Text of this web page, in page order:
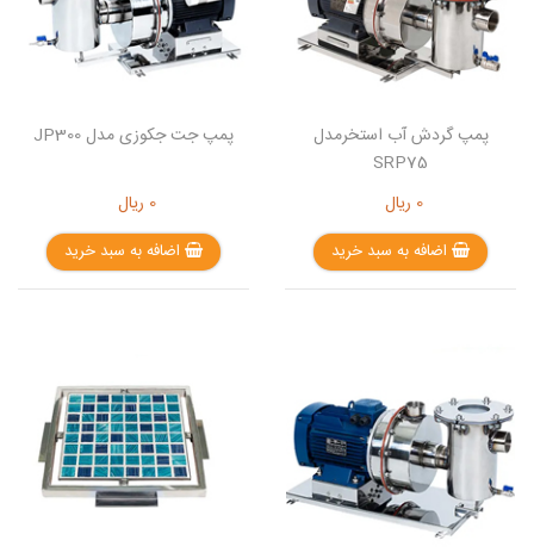
پمپ گردش آب استخرمدل
SRP75
0 ریال
اضافه به سبد خرید
پمپ جت جکوزی مدل JP300
0 ریال
اضافه به سبد خرید